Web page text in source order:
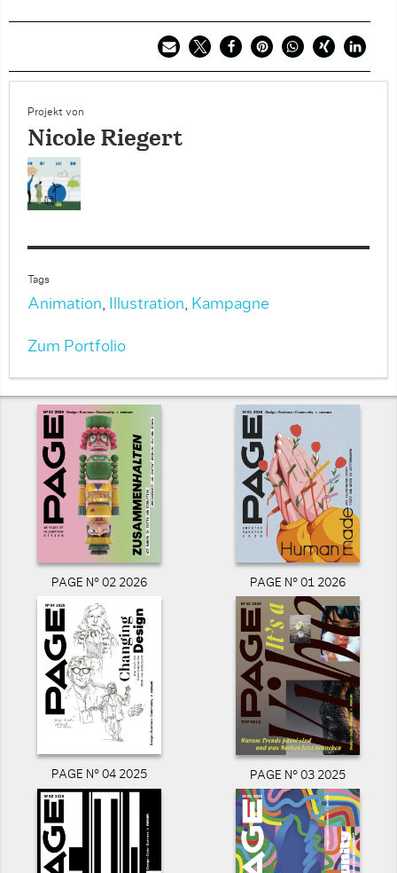
Projekt von
Nicole Riegert
Tags
Animation, Illustration, Kampagne
Zum Portfolio
PAGE N° 02 2026 PAGE N° 01 2026
PAGE N° 04 2025 PAGE N° 03 2025